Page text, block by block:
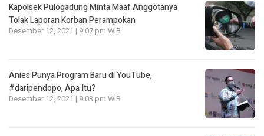
Kapolsek Pulogadung Minta Maaf Anggotanya
Tolak Laporan Korban Perampokan
Desember 12, 2021 | 9:07 pm WIB
Anies Punya Program Baru di YouTube,
#daripendopo, Apa Itu?
Desember 12, 2021 | 9:03 pm WIB